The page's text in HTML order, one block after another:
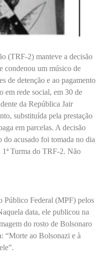
(TRF-2) manteve a decisão
condenou um músico de
de detenção e ao pagamento
em rede social, em 30 de
da República Jair
substituída pela prestação
em parcelas. A decisão
do acusado foi tomada no dia
1ª Turma do TRF-2. Não
Público Federal (MPF) pelos
data, ele publicou na
do rosto de Bolsonaro
“Morte ao Bolsonazi e à